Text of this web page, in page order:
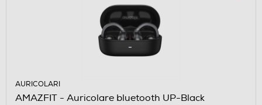
AURICOLARI
AMAZFIT - Auricolare bluetooth UP-Black